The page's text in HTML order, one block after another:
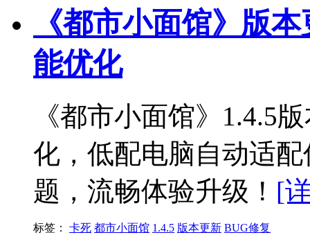
《都市小面馆》版
能优化
《都市小面馆》1.4.5
化，低配电脑自动适
题，流畅体验升级！ [
标签： 卡死 都市小面馆 1.4.5 版本更新 BUG修复